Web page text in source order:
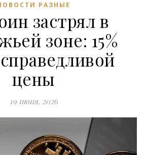
РАЗНЫЕ
застрял в
зоне: 15%
цены
19 июня, 2026